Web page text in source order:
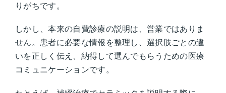
りがちです。
しかし、本来の自費診療の説明は、営業ではありま
せん。患者に必要な情報を整理し、選択肢ごとの違
いを正しく伝え、納得して選んでもらうための医療
コミュニケーションです。